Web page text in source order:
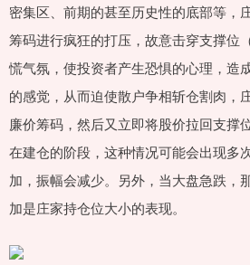
密集区、前期的甚至历史性的底部等，
筹码进行疯狂的打压，故意击穿支撑位
慌气氛，使投资者产生恐惧的心理，造
的感觉，从而迫使散户争相斩仓割肉，
廉价筹码，然后又立即将股价拉回支撑
在建仓的阶段，这种情况可能会出现多
加，振幅会减少。另外，当大盘急跌，
加是庄家持仓位大小的表现。